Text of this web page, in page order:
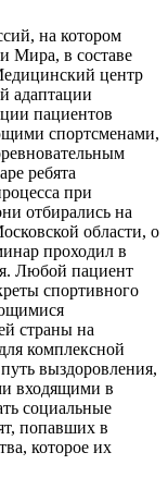
на котором
Мира, в составе
центр
адаптации
пациентов
спортсменами,
ребята
при
отбирались на
области, о
проходил в
Любой пациент
спортивного
страны на
комплексной
выздоровления,
входящими в
социальные
попавших в
которое их